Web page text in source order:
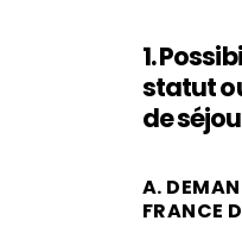
1.
statut
de
A.
FRANCE